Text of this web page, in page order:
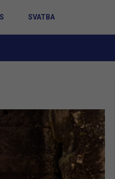
SVATBA